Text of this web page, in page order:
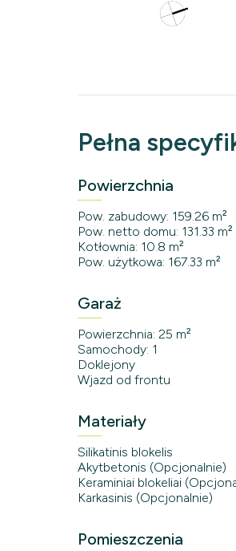
Pełna
Powierzchnia
Pow. zabudowy: 159.26 m²
Pow. netto domu: 131.33 m²
Kotłownia: 10.8 m²
Pow. użytkowa: 167.33 m²
Garaż
Powierzchnia: 25 m²
Samochody: 1
Doklejony
Wjazd od frontu
Materiały
Silikatinis blokelis
Akytbetonis (Opcjonalnie)
Keraminiai blokeliai
Karkasinis (Opcjonalnie)
Pomieszczenia